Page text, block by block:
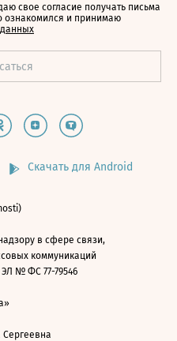
свое согласие получать письма
ознакомился и принимаю
Скачать для Android
в сфере связи,
коммуникаций
ЭЛ № ФС 77-79546
Сергеевна